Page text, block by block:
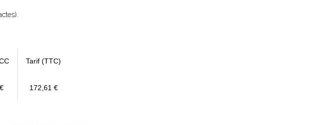
Tarif (TTC)
172,61 €